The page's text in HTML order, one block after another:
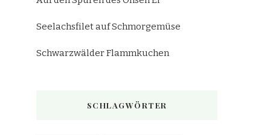
Seelachsfilet auf Schmorgemüse
Schwarzwälder Flammkuchen
SCHLAGWÖRTER